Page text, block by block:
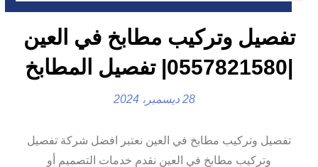
تفصيل وتركيب مطابخ في العين
|0557821580| تفصيل المطابخ
28 ديسمبر، 2024
تفصيل وتركيب مطابخ في العين نعتبر افضل شركة تفصيل
وتركيب مطابخ في العين نقدم خدمات التصميم أو